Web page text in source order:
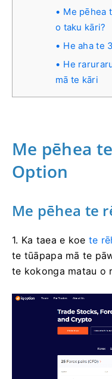
Me pēhea
o taku kāri?
He aha te
He
mā te kāri
Me pēhea
Option
Me pēhea te
1. Ka taea e koe te
te tūāpapa mā te
te kokonga matau o